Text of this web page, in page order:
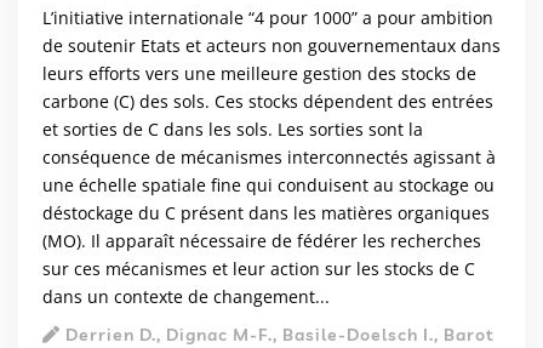
L’initiative internationale “4 pour 1000” a pour ambition
de soutenir Etats et acteurs non gouvernementaux dans
leurs efforts vers une meilleure gestion des stocks de
carbone (C) des sols. Ces stocks dépendent des entrées
et sorties de C dans les sols. Les sorties sont la
conséquence de mécanismes interconnectés agissant à
une échelle spatiale fine qui conduisent au stockage ou
déstockage du C présent dans les matières organiques
(MO). Il apparaît nécessaire de fédérer les recherches
sur ces mécanismes et leur action sur les stocks de C
dans un contexte de changement...
Derrien D., Dignac M-F., Basile-Doelsch I., Barot